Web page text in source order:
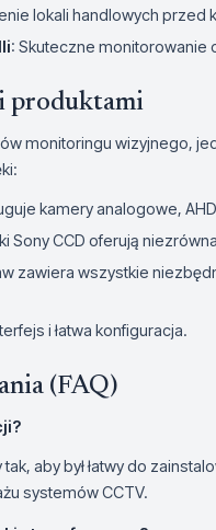
lokali handlowych przed
: Skuteczne monitorowanie
produktami
monitoringu wizyjnego,
kamery analogowe,
Sony CCD oferują
zawiera wszystkie
i łatwa konfiguracja.
(FAQ)
aby był łatwy do
systemów CCTV.